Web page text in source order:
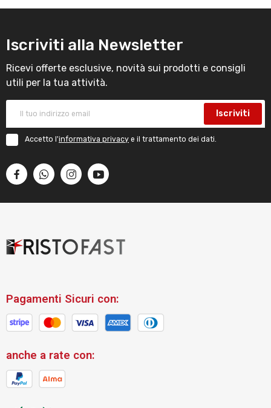
Iscriviti alla Newsletter
Ricevi offerte esclusive, novità sui prodotti e consigli
utili per la tua attività.
Iscriviti
Accetto l'informativa privacy e il trattamento dei dati.
Pagamenti Sicuri con:
anche a rate con: